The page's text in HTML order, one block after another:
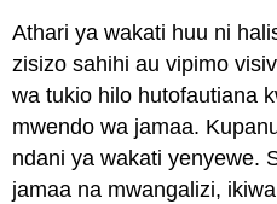
Athari ya wakati huu ni
zisizo sahihi au vipimo
wa tukio hilo hutofautiana
mwendo wa jamaa.
ndani ya wakati yenyewe.
jamaa na mwangalizi,